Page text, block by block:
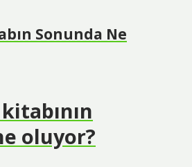
Sonunda Ne
oluyor?